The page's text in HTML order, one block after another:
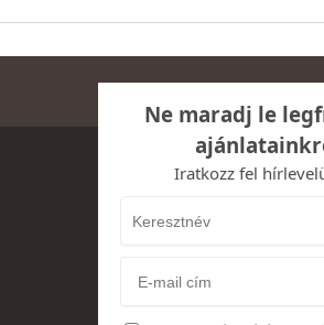
Ne maradj le
Iratkozz fel